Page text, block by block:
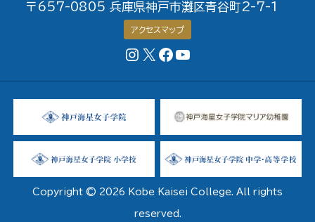
〒657-0805 兵庫県神戸市灘区青谷町2-7-1
アクセスマップ
Instagram
X FacebookページYouTubeチャンネル
Copyright © 2026 Kobe Kaisei College. All rights
reserved.